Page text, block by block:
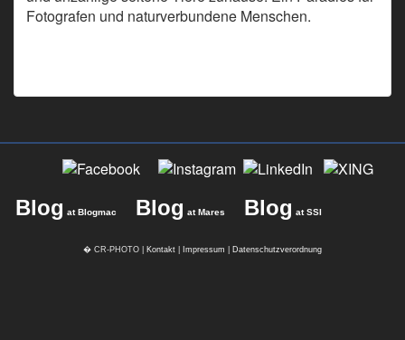
Fotografen und naturverbundene Menschen.
Blog at Blogmac Blog at Mares Blog at SSI
� CR-PHOTO | Kontakt Impressum Datenschutzverordnung